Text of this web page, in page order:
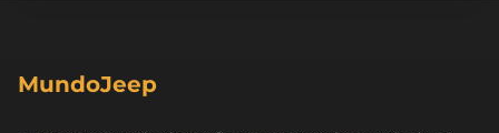
MundoJeep